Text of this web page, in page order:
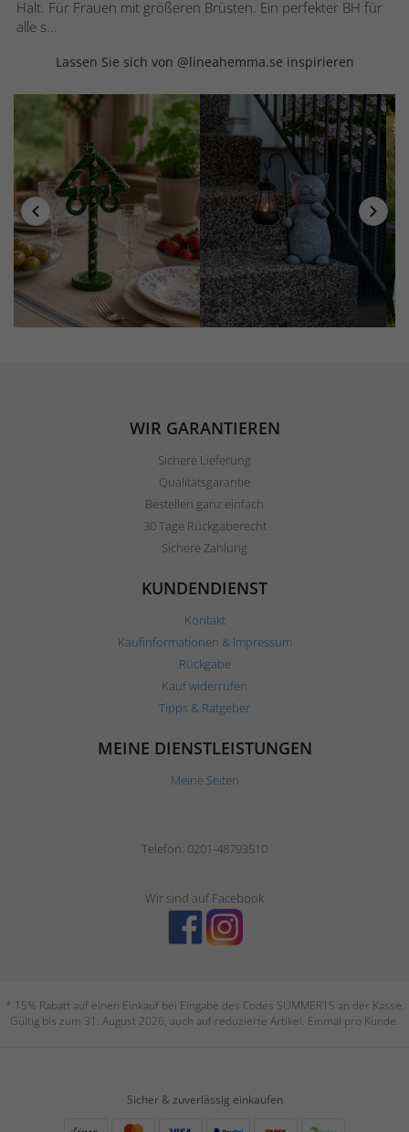
Halt. Für Frauen mit größeren Brüsten. Ein perfekter BH für
alle s...
Lassen Sie sich von @lineahemma.se inspirieren
WIR GARANTIEREN
Sichere Lieferung
Qualitätsgarantie
Bestellen ganz einfach
30 Tage Rückgaberecht
Sichere Zahlung
KUNDENDIENST
Kontakt
Kaufinformationen & Impressum
Rückgabe
Kauf widerrufen
Tipps & Ratgeber
MEINE DIENSTLEISTUNGEN
Meine Seiten
Telefon: 0201-48793510
Wir sind auf Facebook
* 15% Rabatt auf einen Einkauf bei Eingabe des Codes SUMMER15 an der Kasse.
Gültig bis zum 31. August 2026, auch auf reduzierte Artikel. Einmal pro Kunde.
Sicher & zuverlässig einkaufen